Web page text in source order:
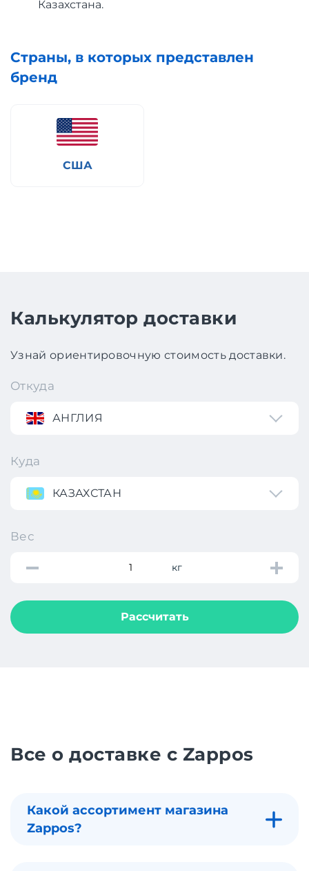
Казахстана.
Страны, в которых представлен
бренд
США
Калькулятор доставки
Узнай ориентировочную стоимость доставки.
Откуда
АНГЛИЯ
Куда
КАЗАХСТАН
Вес
кг
Рассчитать
Все о доставке с Zappos
Какой ассортимент магазина
Zappos?